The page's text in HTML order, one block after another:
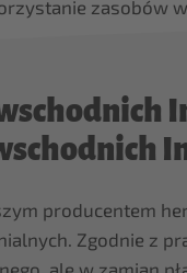
zasobów
producentem
Zgodnie z
ale w zamian